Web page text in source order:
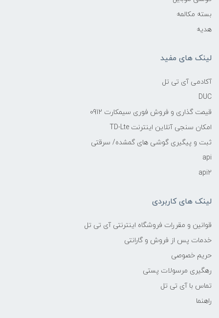
بسته مکالمه
هدیه
لینک های مفید
آکادمی آی تی تل
DUC
قیمت گذاری و فروش فوری سیمکارت 0912
امکان سنجی آنلاین اینترنت TD-Lte
ثبت و پیگیری گوشی های گمشده/ سرقتی
api
api2
لینک های کاربردی
قوانین و مقررات فروشگاه اینترنتی آی تی تل
خدمات پس از فروش و گارانتی
حریم خصوصی
رهگیری مرسولات پستی
تماس با آی تی تل
راهنما